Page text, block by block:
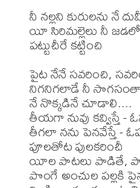
నీ నల్లని కురులను నే
యీ సిరిమల్లెలు నీ
పట్టుచీరే కట్టించి
పైట నేనే సవరించి,
నిగనిగలాడే నీ సొగసంతా
నే నొక్కడినే చూడాలి....
తీయగా నువు కవ్విస్తే
తీగలా నను పెనవేస్తే -
పూలతోట పులకరించీ
యీల పాటలు పాడితే,
పొంగే అంచుల పల్లకి